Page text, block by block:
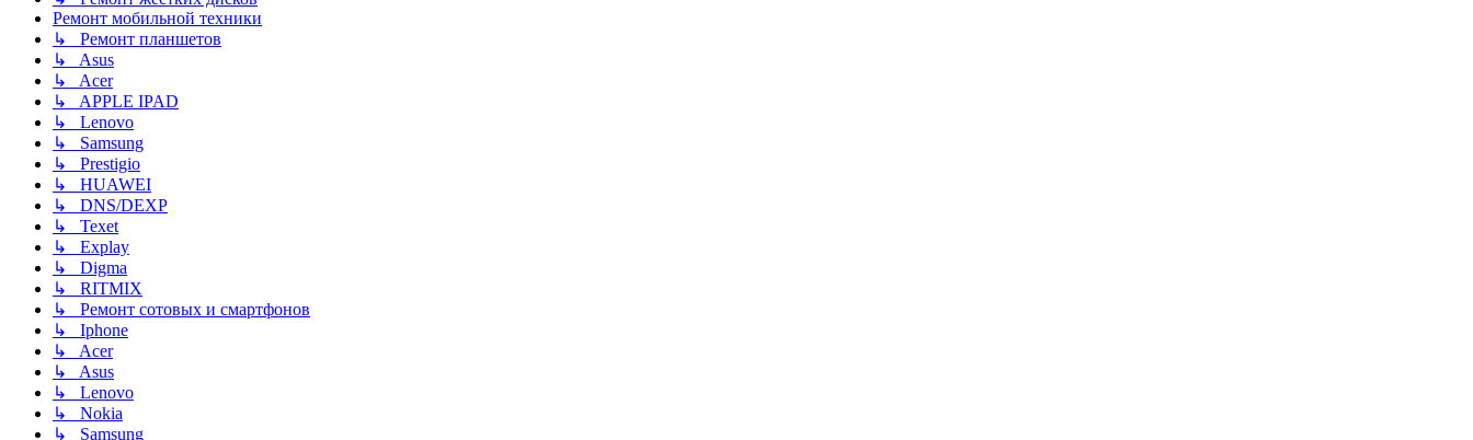
Ремонт мобильной техники
↳ Ремонт планшетов
↳ Asus
↳ Acer
↳ APPLE IPAD
↳ Lenovo
↳ Samsung
↳ Prestigio
↳ HUAWEI
↳ DNS/DEXP
↳ Texet
↳ Explay
↳ Digma
↳ RITMIX
↳ Ремонт сотовых и смартфонов
↳ Iphone
↳ Acer
↳ Asus
↳ Lenovo
↳ Nokia
↳ Samsung